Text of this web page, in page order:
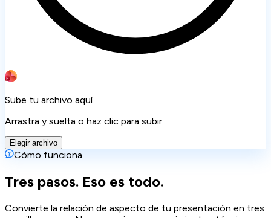
Sube tu archivo aquí
Arrastra y suelta o haz clic para subir
Elegir archivo
Cómo funciona
Tres pasos. Eso es todo.
Convierte la relación de aspecto de tu presentación en tres